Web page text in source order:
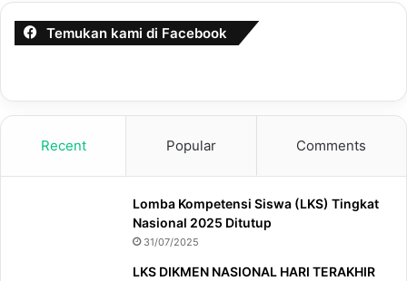
Temukan kami di Facebook
Recent Popular Comments
Lomba Kompetensi Siswa (LKS) Tingkat
Nasional 2025 Ditutup
31/07/2025
LKS DIKMEN NASIONAL HARI TERAKHIR